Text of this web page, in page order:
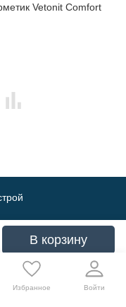
В корзину
Vetonit Comfort
магазин
Выгодные
Избранное Войти